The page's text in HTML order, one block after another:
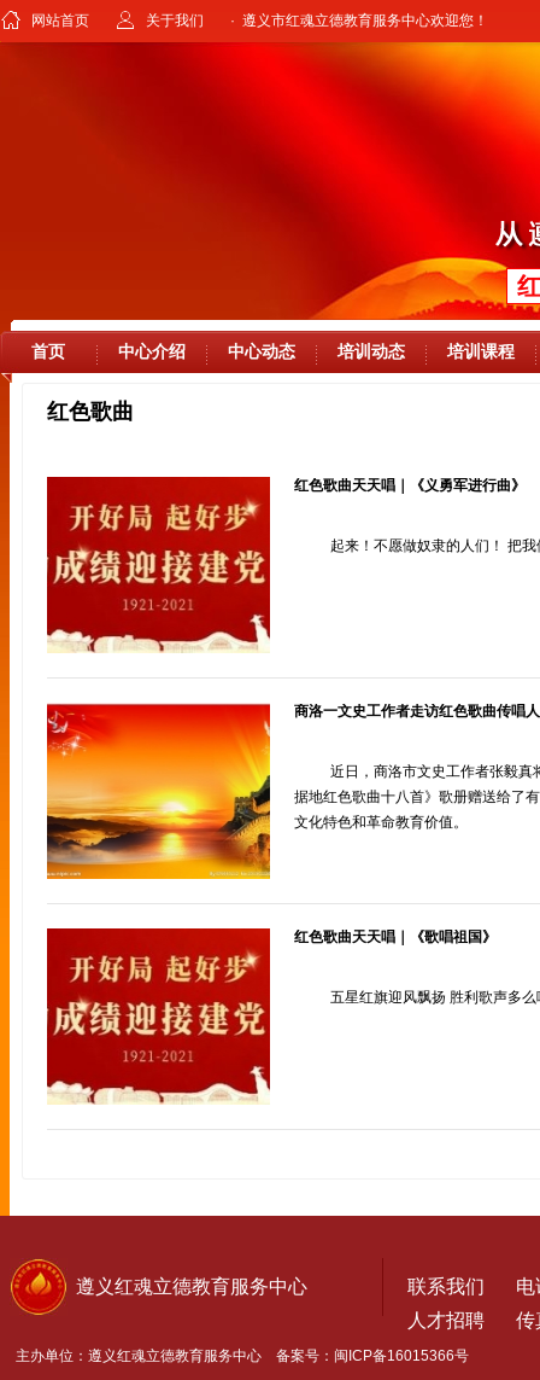
网站首页 关于我们 · 遵义市红魂立德教育服务中心欢迎您！
首页 中心介绍 中心动态 培训动态 培训课程
红色歌曲
红色歌曲天天唱｜《义勇军进行曲》
起来！不愿做奴隶的人们！ 把
商洛一文史工作者走访红色歌曲传唱
近日，商洛市文史工作者张毅真
据地红色歌曲十八首》歌册赠送给了
文化特色和革命教育价值。
红色歌曲天天唱｜《歌唱祖国》
五星红旗迎风飘扬 胜利歌声多么
遵义红魂立德教育服务中心 联系我们
电
人才招聘
传
主办单位：遵义红魂立德教育服务中心 备案号： 闽ICP备16015366号